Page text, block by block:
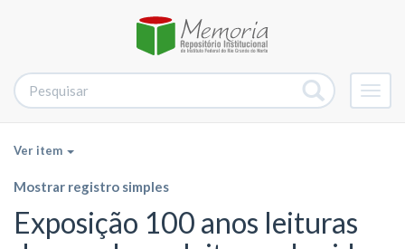
Ver item
Mostrar registro simples
Exposição 100 anos leituras